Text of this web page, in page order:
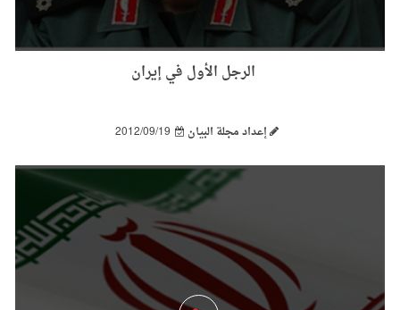
الرجل الأول في إيران
إعداد مجلة البيان 2012/09/19